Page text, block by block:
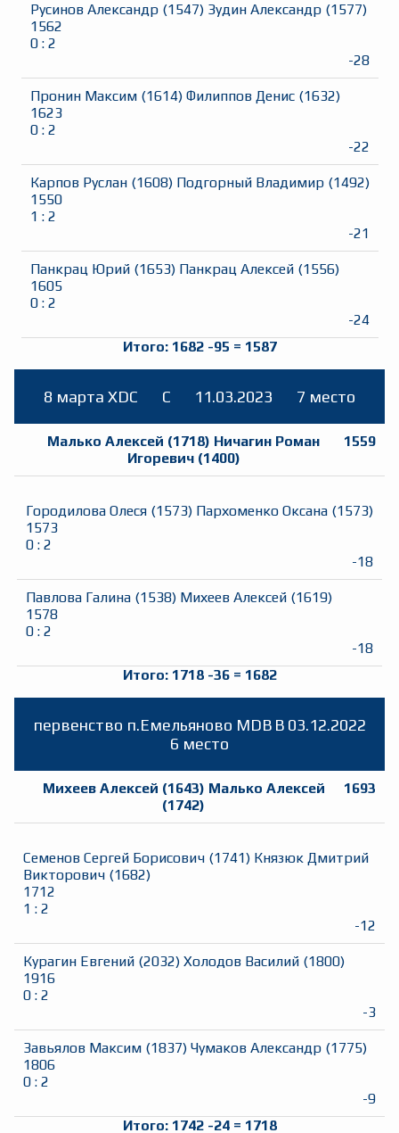
Русинов Александр (1547) Зудин Александр (1577)
1562
0: 2
-28
Пронин Максим (1614) Филиппов Денис (1632)
1623
0: 2
-22
Карпов Руслан (1608) Подгорный Владимир (1492)
1550
1 : 2
-21
Панкрац Юрий (1653) Панкрац Алексей (1556)
1605
0: 2
-24
Итого: 1682 -95 = 1587
8 марта XDC C 11.03.2023 7 место
Малько Алексей (1718) Ничагин Роман
Игоревич (1400)
1559
Городилова Олеся (1573) Пархоменко Оксана (1573)
1573
0 : 2
-18
Павлова Галина (1538) Михеев Алексей (1619)
1578
0 : 2
-18
Итого: 1718 -36= 1682
первенство п.Емельяново MDB B 03.12.2022
6 место
Михеев Алексей (1643) Малько Алексей
(1742)
1693
Семенов Сергей Борисович (1741) Князюк Дмитрий
Викторович (1682)
1712
1 : 2
-12
Курагин Евгений (2032) Холодов Василий (1800)
1916
0 : 2
-3
Завьялов Максим (1837) Чумаков Александр (1775)
1806
0 : 2
-9
Итого: 1742 -24= 1718